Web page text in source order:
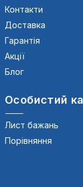
Контакти
Доставка
Гарантія
Акції
Блог
Особистий
Лист бажань
Порівняння